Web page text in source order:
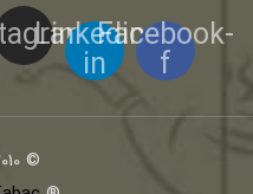
Facebook-
f
Linkedin-
in
© 2010 – 2026